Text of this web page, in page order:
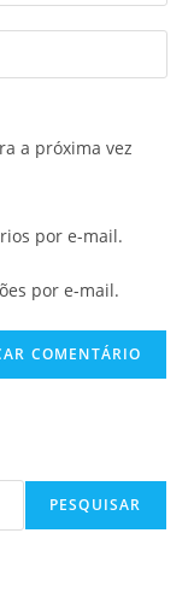
a próxima vez
por e-mail.
por e-mail.
PESQUISAR